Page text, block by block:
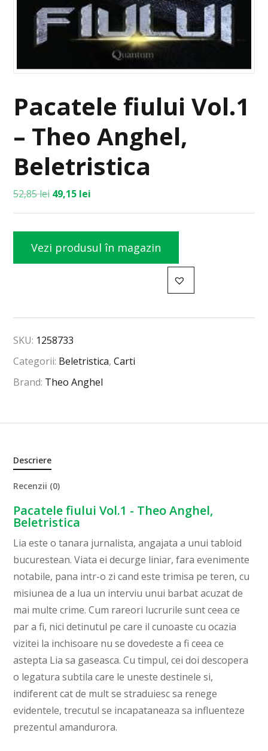
Pacatele fiului Vol.1
– Theo Anghel,
Beletristica
52,85lei 49,15 lei
Vezi produsul în magazin
SKU: 1258733
Categorii: Beletristica,Carti
Brand: Theo Anghel
Descriere
Recenzii (0)
Pacatele fiului Vol.1 - Theo Anghel,
Beletristica
Lia este o tanara jurnalista, angajata a unui tabloid
bucurestean. Viata ei decurge liniar, fara evenimente
notabile, pana intr-o zi cand este trimisa pe teren, cu
misiunea de a lua un interviu unui barbat acuzat de
mai multe crime. Cum rareori lucrurile sunt ceea ce
par a fi, nici detinutul pe care il cunoaste cu ocazia
vizitei la inchisoare nu se dovedeste a fi ceea ce
astepta Lia sa gaseasca. Cu timpul, cei doi descopera
o legatura subtila care le uneste destinele si,
indiferent cat de mult se straduiesc sa renege
evidentele, trecutul se incapataneaza sa influenteze
prezentul amandurora.